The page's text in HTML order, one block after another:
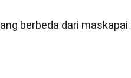
berbeda dari